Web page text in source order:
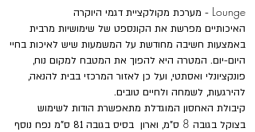
Lounge - מערכת מקולקציית דגמי היוקרה
האיכותיים מפרשת את הקונספט של שימושיות מרבית
באמצעות חשיבה מחודשת על המשמעות שיש לאיכות בחיי
היום-יום. המטרה היא להפוך את המטבח למקום נוח,
פונקציונלי ואסתטי, ועל כן לאזור המרכזי בבית להנאה,
להירגעות, לשמחה ולחיים טובים.
קיבולת האחסון המוגדלת מתאפשרת הודות לשימוש
בצוקל בגובה 8
ס"מ, וארון בסיס בגובה 81 ס"מ נפח נוסף